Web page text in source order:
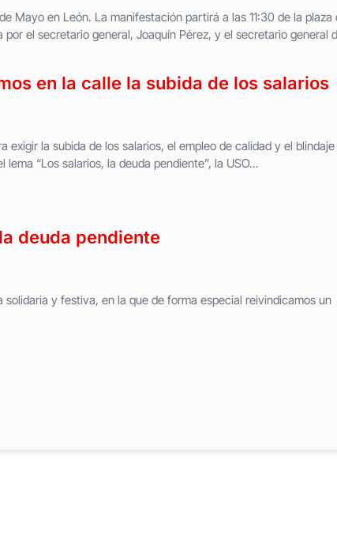
Mayo en León. La manifestación partirá a las 11:30 de la plaza
el secretario general, Joaquín Pérez, y el secretario general
en la calle la subida de los salarios
exigir la subida de los salarios, el empleo de calidad y el
“Los salarios, la deuda pendiente”, la USO...
deuda pendiente
y festiva, en la que de forma especial reivindicamos un